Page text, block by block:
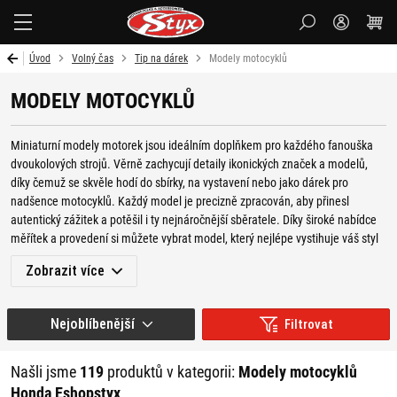
Úvod Volný čas Tip na dárek Modely motocyklů
MODELY MOTOCYKLŮ
Miniaturní modely motorek jsou ideálním doplňkem pro každého fanouška
dvoukolových strojů. Věrně zachycují detaily ikonických značek a modelů,
díky čemuž se skvěle hodí do sbírky, na vystavení nebo jako dárek pro
nadšence motocyklů. Každý model je precizně zpracován, aby přinesl
autentický zážitek a potěšil i ty nejnáročnější sběratele. Díky široké nabídce
měřítek a provedení si můžete vybrat model, který nejlépe vystihuje váš styl
motorkáře, jako jsoupřívěsky,hrnky a sklenice, čihodinky. Můžete si vybrat i
z množstvímoto doplňků, kosmetiky na motorku, náhradních dílů,
Zobrazit více
Filtrovat
Našli jsme 119 produktů v kategorii: Modely motocyklů
Honda Eshopstyx
Nejoblíbenější